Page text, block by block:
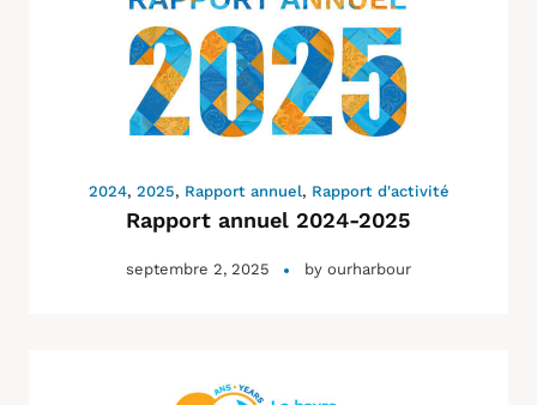
2024, 2025, Rapport annuel, Rapport d'activité
Rapport annuel 2024-2025
septembre 2, 2025 by ourharbour